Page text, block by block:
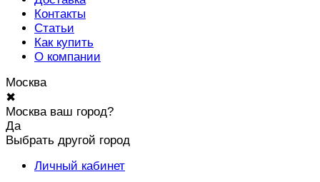
Контакты
Статьи
Как купить
О компании
Москва
✖
Москва ваш город?
Да
Выбрать другой город
Личный кабинет